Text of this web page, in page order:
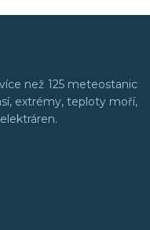
než 125 meteostanic
extrémy, teploty moří,